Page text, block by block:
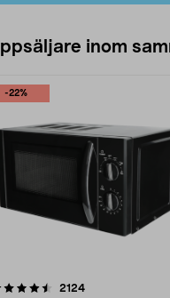
inom
-22%
2124recensioner
4.5 av 5 stjärnor